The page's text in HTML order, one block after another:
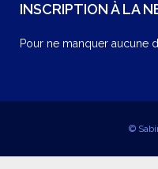
INSCRIPTION À LA
Pour ne manquer aucune
©